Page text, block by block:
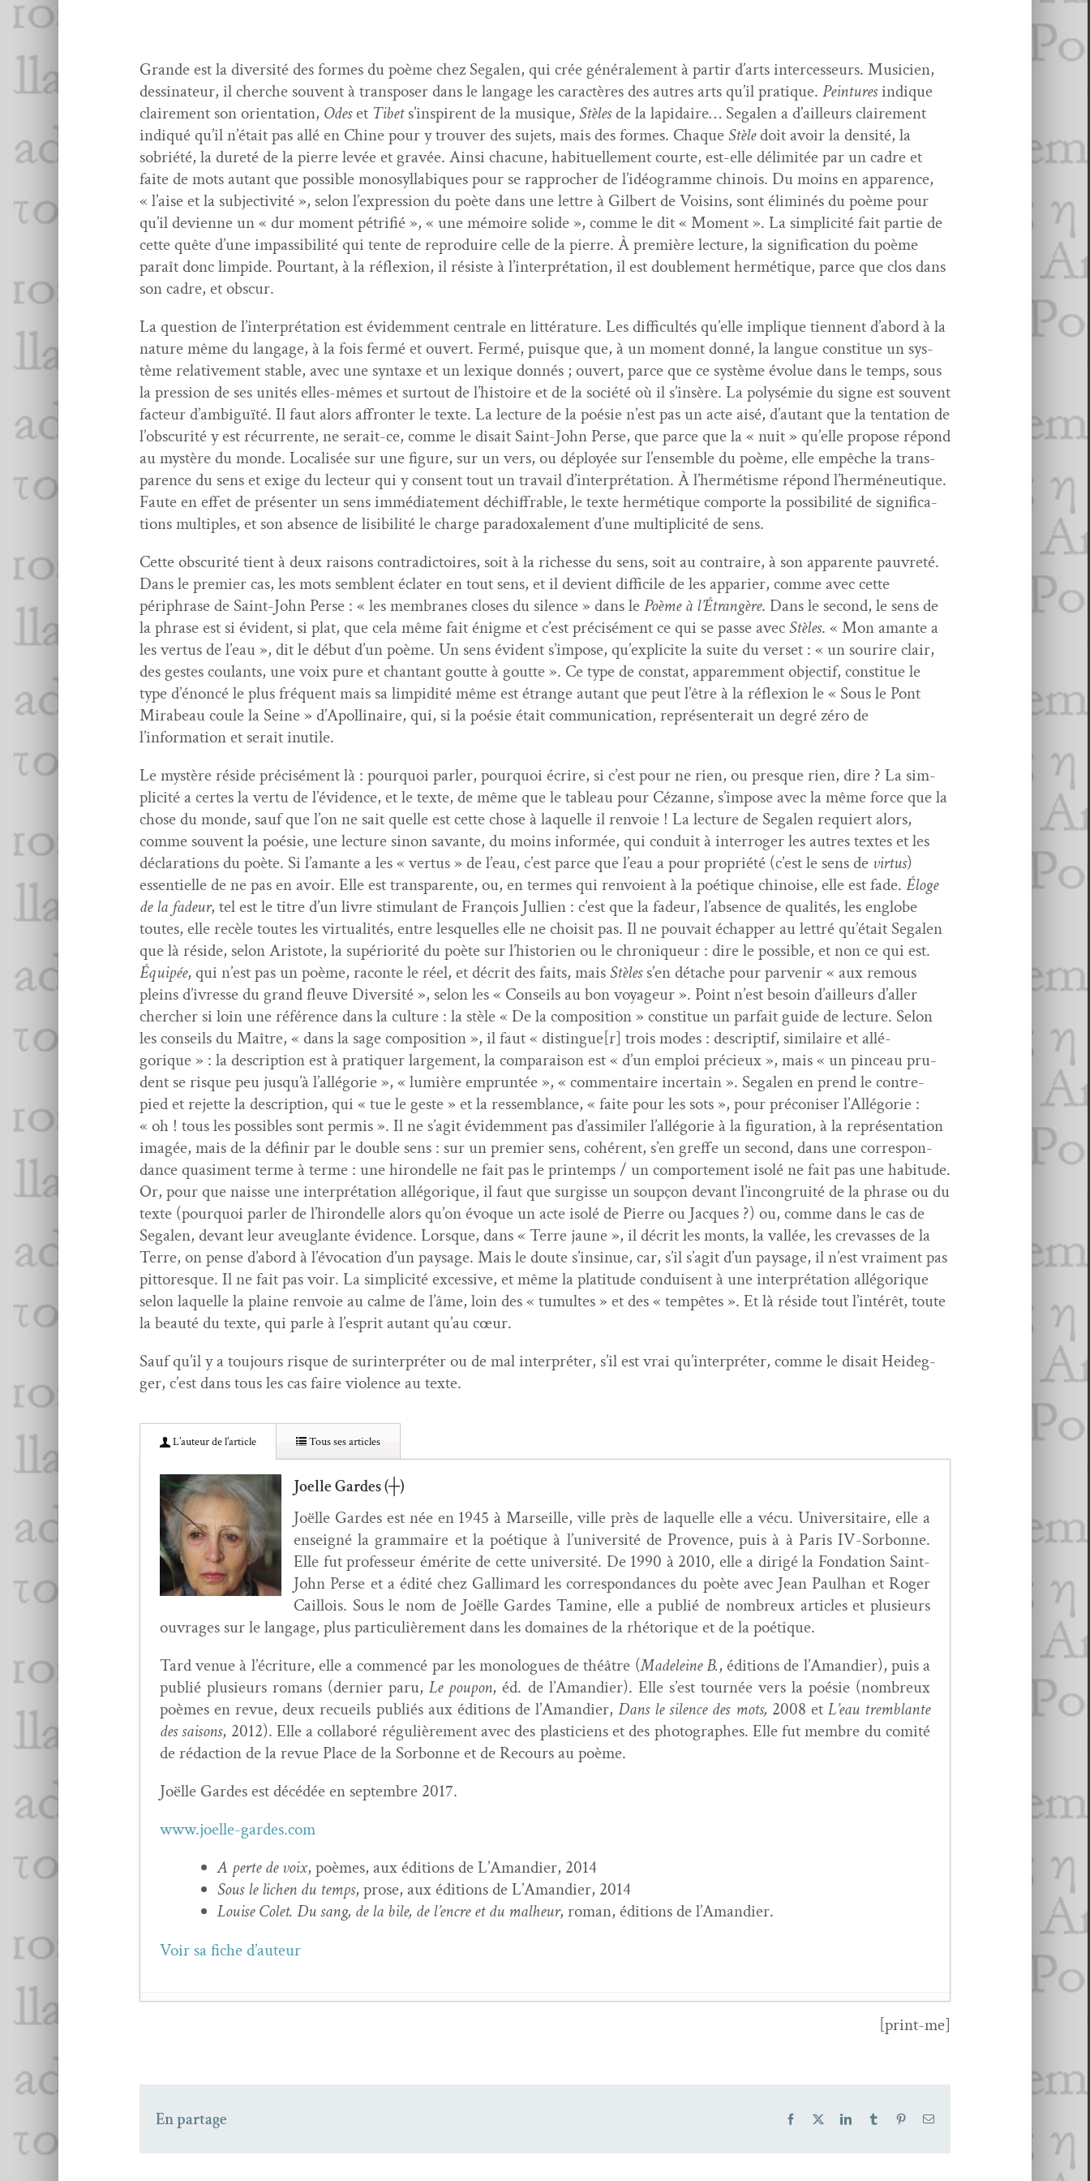
Grande est la diver­sité des formes du poème chez Segalen, qui crée générale­ment à par­tir d’arts inter­cesseurs. Musi­cien,
dessi­na­teur, il cherche sou­vent à trans­pos­er dans le lan­gage les car­ac­tères des autres arts qu’il pra­tique. Pein­turesindique
claire­ment son ori­en­ta­tion, Odeset Tibets’inspirent de la musique, Stèlesde la lap­idaire… Segalen a d’ailleurs claire­ment
indiqué qu’il n’était pas allé en Chine pour y trou­ver des sujets, mais des formes. Chaque Stèledoit avoir la den­sité, la
sobriété, la dureté de la pierre lev­ée et gravée. Ain­si cha­cune, habituelle­ment courte, est-elle délim­itée par un cadre et
faite de mots autant que pos­si­ble mono­syl­labiques pour se rap­procher de l’idéogramme chi­nois. Du moins en apparence,
« l’aise et la sub­jec­tiv­ité », selon l’expression du poète dans une let­tre à Gilbert de Voisins, sont élim­inés du poème pour
qu’il devi­enne un « dur moment pétri­fié », « une mémoire solide », comme le dit « Moment ». La sim­plic­ité fait par­tie de
cette quête d’une impas­si­bil­ité qui tente de repro­duire celle de la pierre. À pre­mière lec­ture, la sig­ni­fi­ca­tion du poème
paraît donc limpi­de. Pour­tant, à la réflex­ion, il résiste à l’interprétation, il est dou­ble­ment her­mé­tique, parce que clos dans
son cadre, et obscur.
La ques­tion de l’interprétation est évidem­ment cen­trale en lit­téra­ture. Les dif­fi­cultés qu’elle implique tien­nent d’abord à la
nature même du lan­gage, à la fois fer­mé et ouvert. Fer­mé, puisque que, à un moment don­né, la langue con­stitue un sys­
tème rel­a­tive­ment sta­ble, avec une syn­taxe et un lex­ique don­nés ; ouvert, parce que ce sys­tème évolue dans le temps, sous
la pres­sion de ses unités elles-mêmes et surtout de l’histoire et de la société où il s’insère. La poly­sémie du signe est sou­vent
fac­teur d’ambiguïté. Il faut alors affron­ter le texte. La lec­ture de la poésie n’est pas un acte aisé, d’autant que la ten­ta­tion de
l’obscurité y est récur­rente, ne serait-ce, comme le dis­ait Saint-John Perse, que parce que la « nuit » qu’elle pro­pose répond
au mys­tère du monde. Local­isée sur une fig­ure, sur un vers, ou déployée sur l’ensemble du poème, elle empêche la trans­
parence du sens et exige du lecteur qui y con­sent tout un tra­vail d’interprétation. À l’hermétisme répond l’herméneutique.
Faute en effet de présen­ter un sens immé­di­ate­ment déchiffrable, le texte her­mé­tique com­porte la pos­si­bil­ité de sig­ni­fi­ca­
tions mul­ti­ples, et son absence de lis­i­bil­ité le charge para­doxale­ment d’une mul­ti­plic­ité de sens.
Cette obscu­rité tient à deux raisons con­tra­dic­toires, soit à la richesse du sens, soit au con­traire, à son appar­ente pau­vreté.
Dans le pre­mier cas, les mots sem­blent éclater en tout sens, et il devient dif­fi­cile de les appari­er, comme avec cette
périphrase de Saint-John Perse : « les mem­branes clos­es du silence » dans lePoème à l’Étrangère. Dans le sec­ond, le sens de
la phrase est si évi­dent, si plat, que cela même fait énigme et c’est pré­cisé­ment ce qui se passe avec Stèles. « Mon amante a
les ver­tus de l’eau », dit le début d’un poème. Un sens évi­dent s’impose, qu’explicite la suite du ver­set : « un sourire clair,
des gestes coulants, une voix pure et chan­tant goutte à goutte ». Ce type de con­stat, apparem­ment objec­tif, con­stitue le
type d’énoncé le plus fréquent mais sa lim­pid­ité même est étrange autant que peut l’être à la réflex­ion le « Sous le Pont
Mirabeau coule la Seine » d’Apollinaire, qui, si la poésie était com­mu­ni­ca­tion, représen­terait un degré zéro de
l’information et serait inutile.
Le mys­tère réside pré­cisé­ment là : pourquoi par­ler, pourquoi écrire, si c’est pour ne rien, ou presque rien, dire ? La sim­
plic­ité a certes la ver­tu de l’évidence, et le texte, de même que le tableau pour Cézanne, s’impose avec la même force que la
chose du monde, sauf que l’on ne sait quelle est cette chose à laque­lle il ren­voie ! La lec­ture de Segalen requiert alors,
comme sou­vent la poésie, une lec­ture sinon savante, du moins infor­mée, qui con­duit à inter­roger les autres textes et les
déc­la­ra­tions du poète. Si l’amante a les « ver­tus » de l’eau, c’est parce que l’eau a pour pro­priété (c’est le sens de vir­tus)
essen­tielle de ne pas en avoir. Elle est trans­par­ente, ou, en ter­mes qui ren­voient à la poé­tique chi­noise, elle est fade. Éloge
de la fadeur, tel est le titre d’un livre stim­u­lant de François Jul­lien : c’est que la fadeur, l’absence de qual­ités, les englobe
toutes, elle recèle toutes les vir­tu­al­ités, entre lesquelles elle ne choisit pas. Il ne pou­vait échap­per au let­tré qu’était Segalen
que là réside, selon Aris­tote, la supéri­or­ité du poète sur l’historien ou le chroniqueur : dire le pos­si­ble, et non ce qui est.
Équipée, qui n’est pas un poème, racon­te le réel, et décrit des faits, mais Stèless’en détache pour par­venir « aux remous
pleins d’ivresse du grand fleuve Diver­sité », selon les « Con­seils au bon voyageur ». Point n’est besoin d’ailleurs d’aller
chercher si loin une référence dans la cul­ture : la stèle « De la com­po­si­tion » con­stitue un par­fait guide de lec­ture. Selon
les con­seils du Maître, « dans la sage com­po­si­tion », il faut « distingue[r] trois modes : descrip­tif, sim­i­laire et allé­
gorique » : la descrip­tion est à pra­ti­quer large­ment, la com­para­i­son est « d’un emploi pré­cieux », mais « un pinceau pru­
dent se risque peu jusqu’à l’allégorie », « lumière emprun­tée », « com­men­taire incer­tain ». Segalen en prend le con­tre-
pied et rejette la descrip­tion, qui « tue le geste » et la ressem­blance, « faite pour les sots », pour pré­conis­er l’Allégorie :
« oh ! tous les pos­si­bles sont per­mis ». Il ne s’agit évidem­ment pas d’assimiler l’allégorie à la fig­u­ra­tion, à la représen­ta­tion
imagée, mais de la définir par le dou­ble sens : sur un pre­mier sens, cohérent, s’en greffe un sec­ond, dans une cor­re­spon­
dance qua­si­ment terme à terme : une hiron­delle ne fait pas le print­emps / un com­porte­ment isolé ne fait pas une habi­tude.
Or, pour que naisse une inter­pré­ta­tion allé­gorique, il faut que sur­gisse un soupçon devant l’incongruité de la phrase ou du
texte (pourquoi par­ler de l’hirondelle alors qu’on évoque un acte isolé de Pierre ou Jacques ?) ou, comme dans le cas de
Segalen, devant leur aveuglante évi­dence. Lorsque, dans « Terre jaune », il décrit les monts, la val­lée, les crevass­es de la
Terre, on pense d’abord à l’évocation d’un paysage. Mais le doute s’insinue, car, s’il s’agit d’un paysage, il n’est vrai­ment pas
pit­toresque. Il ne fait pas voir. La sim­plic­ité exces­sive, et même la plat­i­tude con­duisent à une inter­pré­ta­tion allé­gorique
selon laque­lle la plaine ren­voie au calme de l’âme, loin des « tumultes » et des « tem­pêtes ». Et là réside tout l’intérêt, toute
la beauté du texte, qui par­le à l’esprit autant qu’au cœur.
Sauf qu’il y a tou­jours risque de sur­in­ter­préter ou de mal inter­préter, s’il est vrai qu’interpréter, comme le dis­ait Hei­deg­
ger, c’est dans tous les cas faire vio­lence au texte.
L’au­teur de l’article Tous ses articles
Joelle Gardes (┼)
Joëlle Gardes est née en 1945 à Mar­seille, ville près de laque­lle elle a vécu. Uni­ver­si­taire, elle a
enseigné la gram­maire et la poé­tique à l’université de Provence, puis à à Paris IV-Sor­bonne.
Elle fut pro­fesseur émérite de cette uni­ver­sité. De 1990 à 2010, elle a dirigé la Fon­da­tion Saint-
John Perse et a édité chez Gal­li­mard les cor­re­spon­dances du poète avec Jean Paul­han et Roger
Cail­lois. Sous le nom de Joëlle Gardes Tamine, elle a pub­lié de nom­breux arti­cles et plusieurs
ouvrages sur le lan­gage, plus par­ti­c­ulière­ment dans les domaines de la rhé­torique et de la poétique.
Tard venue à l’écri­t­ure, elle a com­mencé par les mono­logues de théâtre (Madeleine B., édi­tions de l’A­mandi­er), puis a
pub­lié plusieurs romans (dernier paru,Le poupon, éd. de l’A­mandi­er). Elle s’est tournée vers la poésie (nom­breux
poèmes en revue, deux recueils pub­liés aux édi­tions de l’A­mandi­er,Dans le silence des mots, 2008 etL’eau trem­blante
des saisons, 2012). Elle a col­laboré régulière­ment avec des plas­ti­ciens et des pho­tographes. Elle fut mem­bre du comité
de rédac­tion de la revue Place de la Sor­bonne et de Recours au poème.
Joëlle Gardes est décédée en sep­tem­bre 2017.
www.joelle-gardes.com
A perte de voix, poèmes, aux édi­tions de L’A­mandi­er, 2014
Sous le lichen du temps, prose, aux édi­tions de L’A­mandi­er, 2014
Louise Colet. Du sang, de la bile, de l’en­cre et du mal­heur, roman, édi­tions de l’Amandier.
Voir sa fiche d’auteur
Hen­ry JAMES : Car­nets
[print-me]
En partage Facebook LinkedInTumblr PinterestEmail